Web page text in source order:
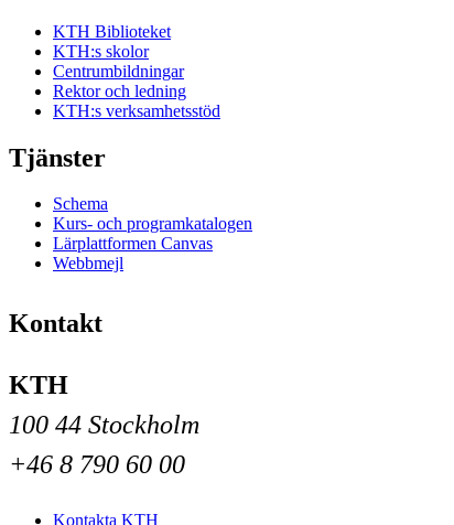
KTH Biblioteket
KTH:s skolor
Centrumbildningar
Rektor och ledning
KTH:s verksamhetsstöd
Tjänster
Schema
Kurs- och programkatalogen
Lärplattformen Canvas
Webbmejl
Kontakt
KTH
100 44 Stockholm
+46 8 790 60 00
Kontakta KTH